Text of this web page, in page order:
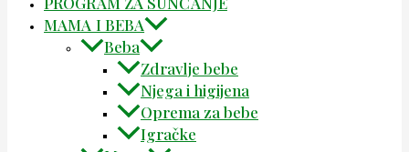
MAMA I BEBA
Beba
Zdravlje bebe
Njega i higijena
Oprema za bebe
Igračke